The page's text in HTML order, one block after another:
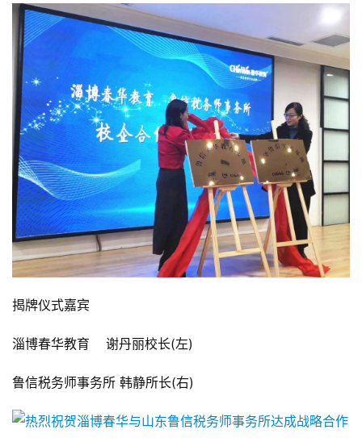
揭牌仪式嘉宾
淄博春华教育    谢丹丽校长(左)
鲁信税务师事务所 韩静所长(右)